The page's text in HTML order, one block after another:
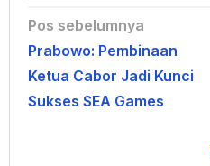
Navigasi
pos
Pos sebelumnya
Prabowo: Pembinaan
Ketua Cabor Jadi Kunci
Sukses SEA Games